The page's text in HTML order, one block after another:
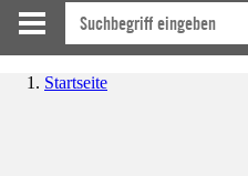
Startseite